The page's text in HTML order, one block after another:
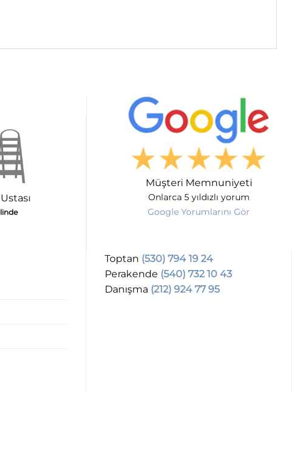
Müşteri Memnuniyeti
Onlarca 5 yıldızlı yorum
Google Yorumlarını Gör
Toptan (530) 794 19 24
Perakende (540) 732 10 43
Danışma (212) 924 77 95